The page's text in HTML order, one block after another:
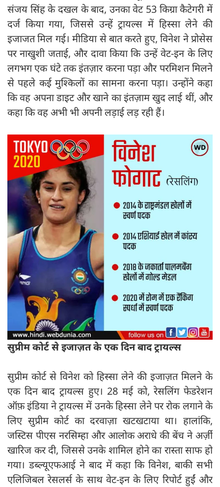
संजय सिंह के दखल के बाद, उनका वेट 53 किग्रा कैटेगरी में
दर्ज किया गया, जिससे उन्हें ट्रायल्स में हिस्सा लेने की
इजाजत मिल गई। मीडिया से बात करते हुए, विनेश ने प्रोसेस
पर नाखुशी जताई, और दावा किया कि उन्हें वेट-इन के लिए
लगभग एक घंटे तक इंतज़ार करना पड़ा और परमिशन मिलने
से पहले कई मुश्किलों का सामना करना पड़ा। उन्होंने कहा
कि वह अपना डाइट और खाने का इंतज़ाम खुद लाई थीं, और
कहा कि वह अभी भी अपनी लड़ाई लड़ रही हैं।
सुप्रीम कोर्ट से इजाज़त के एक दिन बाद ट्रायल्स
सुप्रीम कोर्ट से विनेश को हिस्सा लेने की इजाज़त मिलने के
एक दिन बाद ट्रायल्स हुए। 28 मई को, रेसलिंग फेडरेशन
ऑफ़ इंडिया ने ट्रायल्स में उनके हिस्सा लेने पर रोक लगाने के
लिए सुप्रीम कोर्ट का दरवाज़ा खटखटाया था। हालांकि,
जस्टिस पीएस नरसिम्हा और आलोक अराधे की बेंच ने अर्ज़ी
खारिज कर दी, जिससे उनके शामिल होने का रास्ता साफ हो
गया। डब्ल्यूएफआई ने बाद में कहा कि विनेश, बाकी सभी
एलिजिबल रेसलर्स के साथ वेट-इन के लिए रिपोर्ट हुईं और